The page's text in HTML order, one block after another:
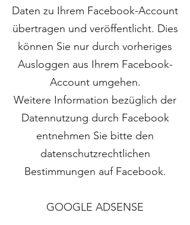
Daten zu Ihrem Facebook-Account
übertragen und veröffentlicht. Dies
können Sie nur durch vorheriges
Ausloggen aus Ihrem Facebook-
Account umgehen.
Weitere Information bezüglich der
Datennutzung durch Facebook
entnehmen Sie bitte den
datenschutzrechtlichen
Bestimmungen auf Facebook.
GOOGLE ADSENSE